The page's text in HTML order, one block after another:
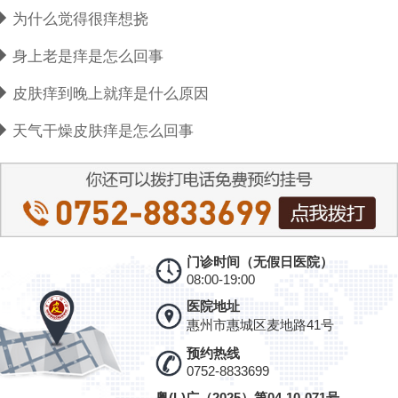
为什么觉得很痒想挠
身上老是痒是怎么回事
皮肤痒到晚上就痒是什么原因
天气干燥皮肤痒是怎么回事
门诊时间（无假日医院）
08:00-19:00
医院地址
惠州市惠城区麦地路41号
预约热线
0752-8833699